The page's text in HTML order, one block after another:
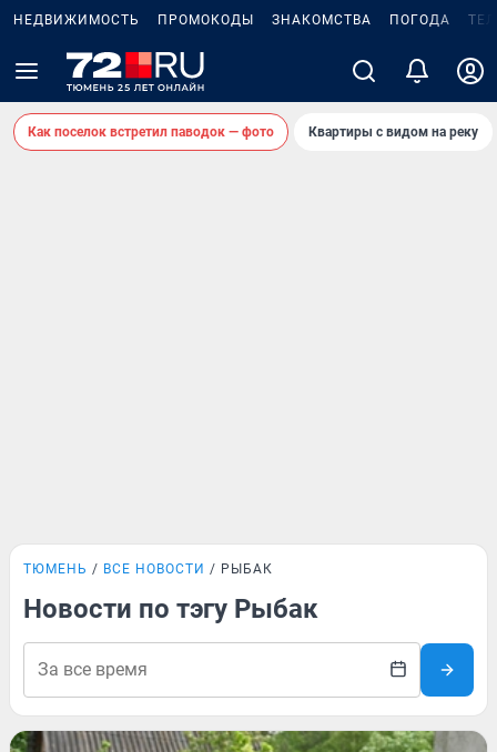
НЕДВИЖИМОСТЬ ПРОМОКОДЫ ЗНАКОМСТВА ПОГОДА
Как поселок встретил паводок — фото Квартиры с видом на реку
ТЮМЕНЬ ВСЕ НОВОСТИ РЫБАК
Новости по тэгу Рыбак